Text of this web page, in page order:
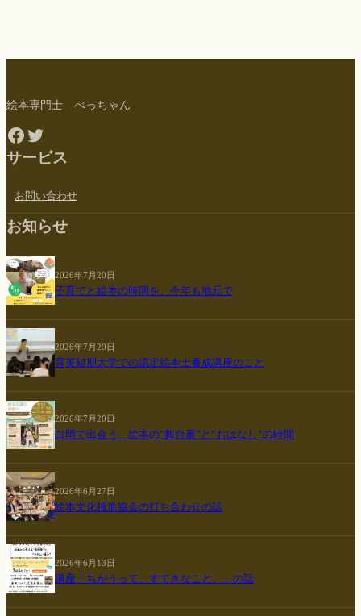
絵本専門士 べっちゃん
Facebook
Twitter
サービス
お問い合わせ
お知らせ
2026年7月20日
子育てと絵本の時間を、今年も地元で
2026年7月20日
育英短期大学での認定絵本士養成講座のこと
2026年7月20日
白岡で出会う、絵本の“舞台裏”と“おはなし”の時間
2026年6月27日
絵本文化推進協会の打ち合わせの話
2026年6月13日
講座「ちがうって、すてきなこと。」の話